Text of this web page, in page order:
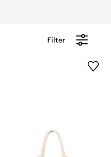
Filter